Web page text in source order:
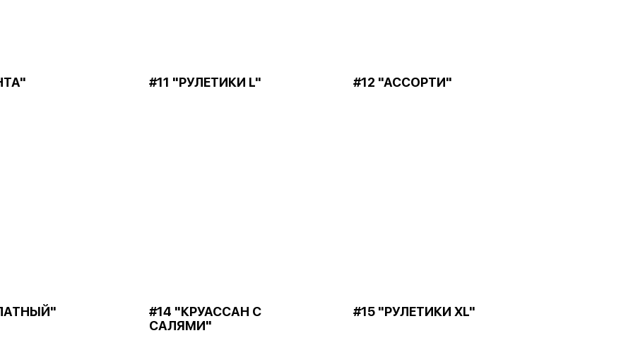
#11 "РУЛЕТИКИ L" #12 "АССОРТИ"
#14 "КРУАССАН С
САЛЯМИ"
#15 "РУЛЕТИКИ XL"